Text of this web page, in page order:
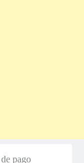
pago